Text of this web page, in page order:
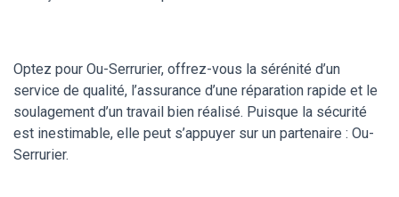
Optez pour Ou-Serrurier, offrez-vous la sérénité d’un
service de qualité, l’assurance d’une réparation rapide et le
soulagement d’un travail bien réalisé. Puisque la sécurité
est inestimable, elle peut s’appuyer sur un partenaire : Ou-
Serrurier.